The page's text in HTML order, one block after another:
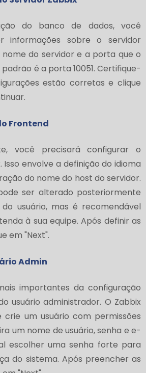
do banco de dados, você
informações sobre o servidor
nome do servidor e a porta que o
padrão é a porta 10051. Certifique-
estão corretas e clique
Frontend
você precisará configurar o
envolve a definição do idioma
do nome do host do servidor.
ser alterado posteriormente
usuário, mas é recomendável
à sua equipe. Após definir as
em "Next".
Admin
importantes da configuração
usuário administrador. O Zabbix
crie um usuário com permissões
um nome de usuário, senha e e-
escolher uma senha forte para
do sistema. Após preencher as